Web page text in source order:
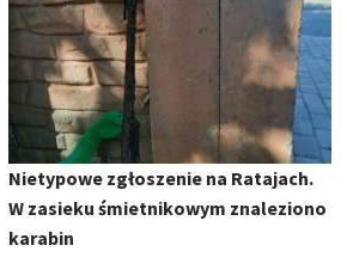
Nietypowe zgłoszenie na Ratajach.
W zasieku śmietnikowym znaleziono
karabin